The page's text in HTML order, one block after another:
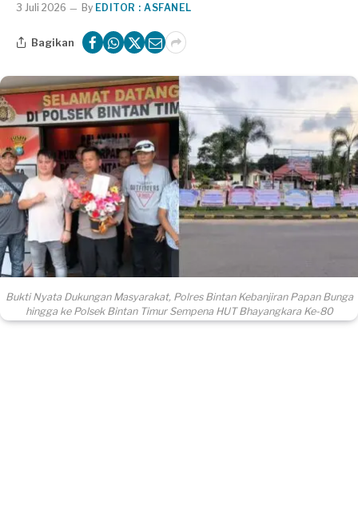
3 Juli 2026 By EDITOR : ASFANEL
Bagikan
Bukti Nyata Dukungan Masyarakat, Polres Bintan Kebanjiran Papan Bunga
hingga ke Polsek Bintan Timur Sempena HUT Bhayangkara Ke-80